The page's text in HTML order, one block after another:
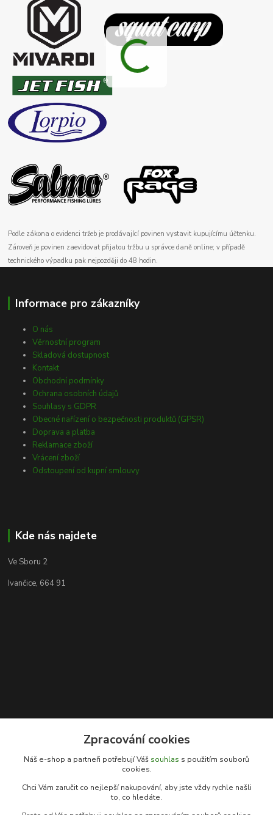
Podle zákona o evidenci tržeb je prodávající povinen vystavit kupujícímu účtenku.
Zároveň je povinen zaevidovat přijatou tržbu u správce daně online; v případě
technického výpadku pak nejpozději do 48 hodin.
Informace pro zákazníky
O nás
Věrnostní program
Skladová dostupnost
Kontakt
Obchodní podmínky
Ochrana osobních údajů
Souhlasy s GDPR
Obecné nařízení o bezpečnosti produktů (GPSR)
Doprava a platba
Reklamace zboží
Vrácení zboží
Odstoupení od kupní smlouvy
Kde nás najdete
Ve Sboru 2
Ivančice, 664 91
Kontakty
+420 778 039 055
(Po-Pá, 9-17 hod.)
Zpracování cookies
Náš e-shop a partneři potřebují Váš souhlas s použitím souborů
cookies.
Chci Vám zaručit co nejlepší nakupování, aby jste vždy rychle našli
to, co hledáte.